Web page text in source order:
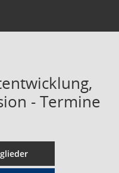
- Termine